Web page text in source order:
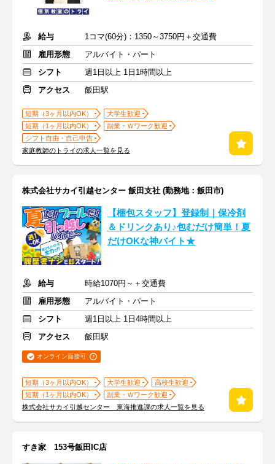
給与
1コマ(60分)：1350～3750円＋交通費
雇用形態
アルバイト・パート
シフト
週1日以上 1日1時間以上
アクセス
飯田駅
短期（3ヶ月以内OK）
大学生歓迎
短期（1ヶ月以内OK）
副業・Ｗワーク歓迎
シフト自由・自己申告
家庭教師のトライの求人一覧を見る
株式会社サカイ引越センター 飯田支社 (勤務地：飯田市)
【梱包スタッフ】登録制｜保冷剤
＆ドリンクあり♪包むだけ簡単！夏
だけOKな神バイト★
給与
時給1070円～＋交通費
雇用形態
アルバイト・パート
シフト
週1日以上 1日4時間以上
アクセス
飯田駅
オンライン面接可
短期（3ヶ月以内OK） 大学生歓迎
高校生歓迎
短期（1ヶ月以内OK）
副業・Ｗワーク歓迎
株式会社サカイ引越センター 東海推進課の求人一覧を見る
すき家 153号飯田IC店